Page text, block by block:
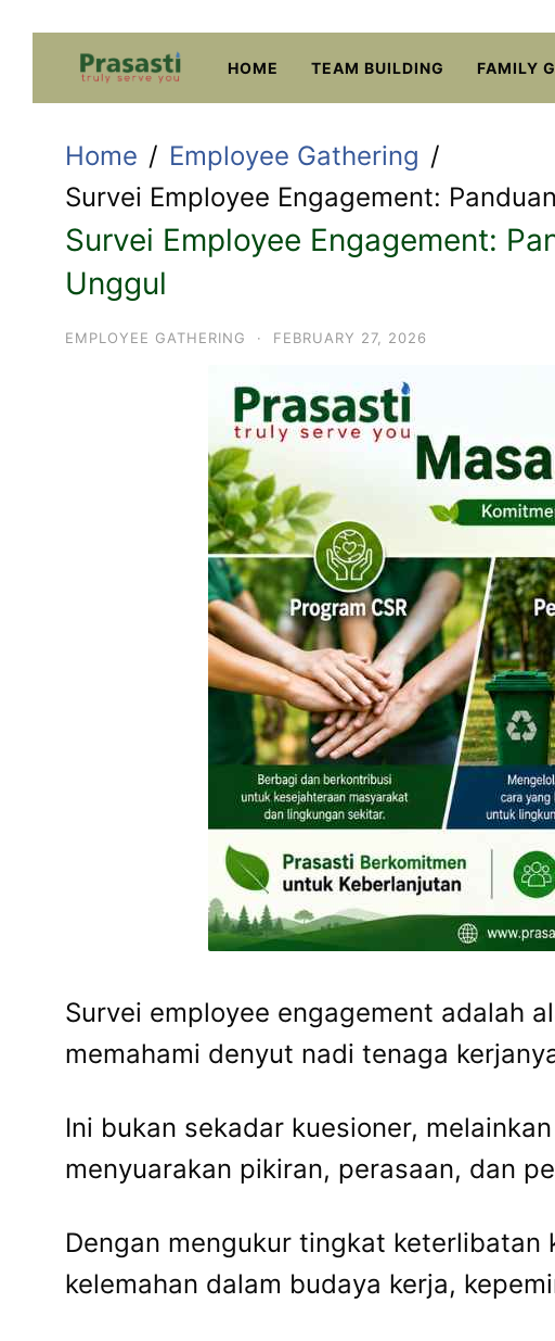
content
HOME TEAM BUILDING FAMILY
Home
Employee Gathering
Survei Employee Engagement:
Survei Employee Engagement:
Unggul
EMPLOYEE GATHERING · FEBRUARY 27, 2026
Survei employee engagement adalah
memahami denyut nadi tenaga
Ini bukan sekadar kuesioner,
menyuarakan pikiran, perasaan, dan
Dengan mengukur tingkat
kelemahan dalam budaya kerja,